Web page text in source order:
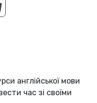
англійської мови
час зі своїми